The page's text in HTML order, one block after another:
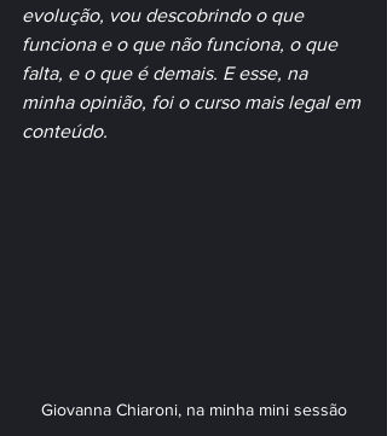
evolução, vou descobrindo o que
funciona e o que não funciona, o que
falta, e o que é demais. E esse, na
minha opinião, foi o curso mais legal em
conteúdo.
Giovanna Chiaroni, na minha mini sessão